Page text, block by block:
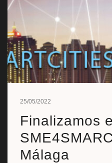
25/05/2022
Finalizamos
Málaga